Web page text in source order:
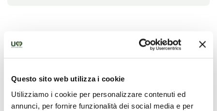
Questo sito web utilizza i cookie
Utilizziamo i cookie per personalizzare contenuti ed
annunci, per fornire funzionalità dei social media e per
surrounding the farmhouse, organic cereals and
the absolute silence, peace and tranquillity unique to
the countryside.In addition to rooms and the best
hospitality, you can take guided tours of our farm.